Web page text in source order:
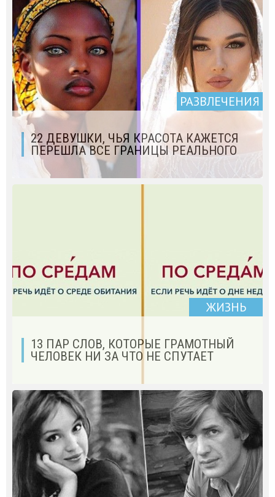
РАЗВЛЕЧЕНИЯ
22 ДЕВУШКИ, ЧЬЯ КРАСОТА КАЖЕТСЯ
ПЕРЕШЛА ВСЕ ГРАНИЦЫ РЕАЛЬНОГО
ЖИЗНЬ
13 ПАР СЛОВ, КОТОРЫЕ ГРАМОТНЫЙ
ЧЕЛОВЕК НИ ЗА ЧТО НЕ СПУТАЕТ